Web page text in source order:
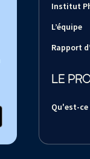
Institut
L’équipe
Rapport
LE
Qu'est-ce